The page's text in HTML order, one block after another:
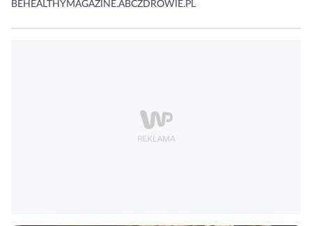
BEHEALTHYMAGAZINE.ABCZDROWIE.PL